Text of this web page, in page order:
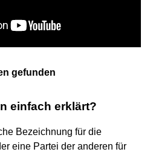
gefunden
einfach erklärt?
Bezeichnung für die
eine Partei der anderen für